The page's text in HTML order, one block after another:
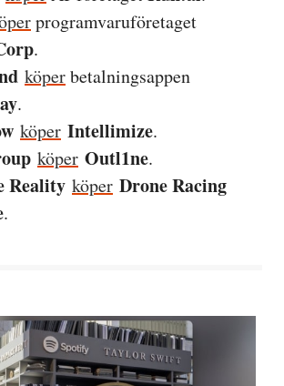
programvaruföretaget
.
köperbetalningsappen
.
köper Intellimize.
köper Outl1ne.
Reality köper Drone Racing
.